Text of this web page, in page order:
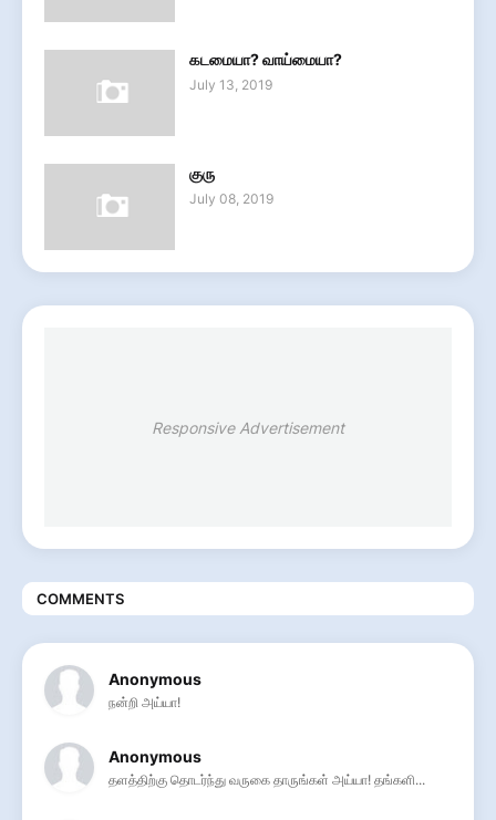
கடமையா? வாய்மையா?
July 13, 2019
குரு
July 08, 2019
Responsive Advertisement
COMMENTS
Anonymous
நன்றி அய்யா!
Anonymous
தளத்திற்கு தொடர்ந்து வருகை தாருங்கள் அய்யா! தங்களி...